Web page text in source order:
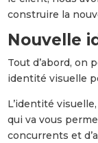
construire la
Nouvelle
Tout d’abord, on
identité visuelle
L’identité
qui va vous
concurrents et